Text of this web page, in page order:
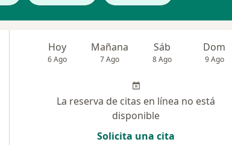
Hoy
6 Ago
Mañana
7 Ago
Sáb
8 Ago
Dom
9 Ago
La reserva de citas en línea no está
disponible
Solicita una cita